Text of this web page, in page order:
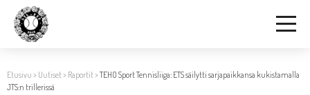
Etusivu > Uutiset> Raportit>TEHO Sport Tennisliiga: ETS säilytti sarjapaikkansa kukistamalla
JTS:n trillerissä